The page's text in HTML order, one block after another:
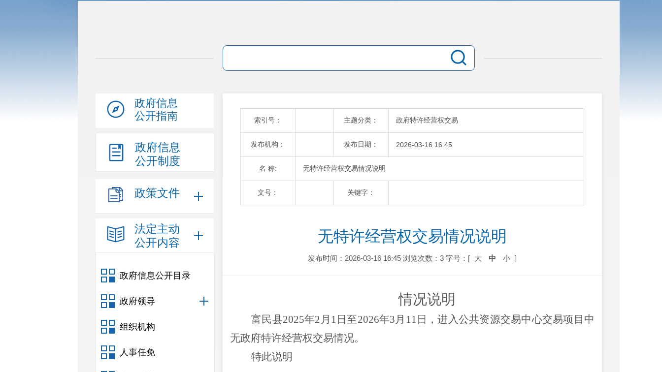
政府信息
公开指南
政府信息
公开制度
政策文件
法定主动
公开内容
政府信息公开目录
政府领导
组织机构
人事任免
索引号： 主题分类： 政府特许经营权交易
发布机构： 发布日期： 2026-03-16 16:45
名 称: 无特许经营权交易情况说明
文号： 关键字：
无特许经营权交易情况说明
发布时间：2026-03-16 16:45 浏览次数：3 字号：[ 大 中 小 ]
情况说明
富民县2025年2月1日至2026年3月11日，进入公共资源交易中心交易项目中
无政府特许经营权交易情况。
特此说明